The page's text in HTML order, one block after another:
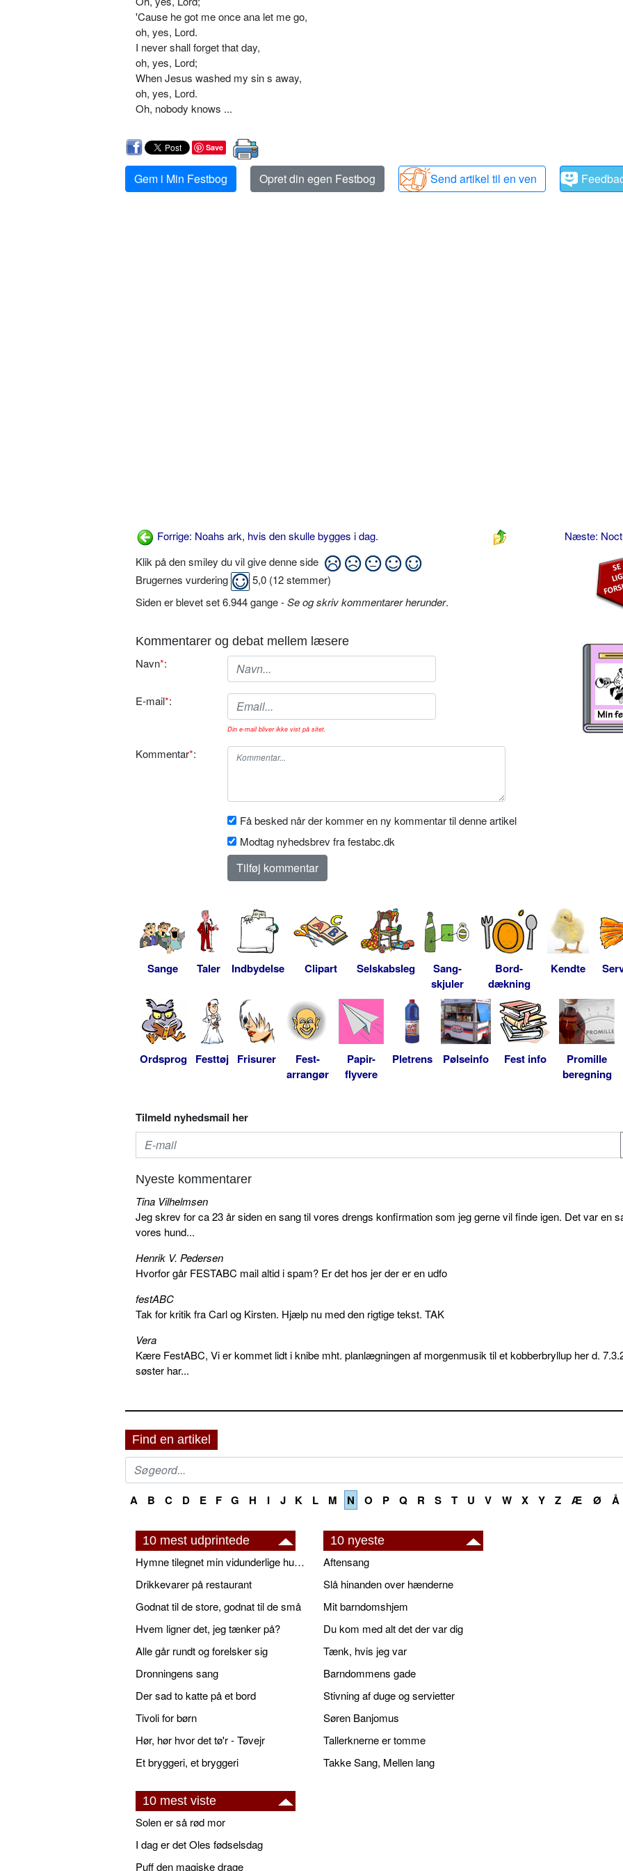
'Cause he got me once ana let me go,
oh, yes, Lord.
I never shall forget that day,
oh, yes, Lord;
When Jesus washed my sin s away,
oh, yes, Lord.
Oh, nobody knows ...
Save
Gem i Min Festbog Opret din egen Festbog Send artikel til en ven
Forrige: Noahs ark, hvis den skulle bygges i dag.
Næste:
Klik på den smiley du vil give denne side
Brugernes vurdering
5,0 (12stemmer)
Siden er blevet set 6.944 gange -Se og skriv kommentarer herunder.
Kommentarer og debat mellem læsere
Navn*:
E-mail*:
Din e-mail bliver ikke vist på sitet.
Kommentar*:
Få besked når der kommer en ny kommentar til denne artikel
Modtag nyhedsbrev fra festabc.dk
Sange Taler Indbydelse Clipart Selskabsleg
Sang-
skjuler
Bord-
dækning
Kendte
Ordsprog Festtøj Frisurer
Fest-
arrangør
Papir-
flyvere
Pletrens Pølseinfo Fest info
Promille
beregning
Tilmeld nyhedsmail her
Nyeste kommentarer
Tina Vilhelmsen
Jeg skrev for ca 23 år siden en sang til vores drengs konfirmation som jeg gerne vil finde igen. Det var en
vores hund...
Henrik V. Pedersen
Hvorfor går FESTABC mail altid i spam? Er det hos jer der er en udfo
festABC
Tak for kritik fra Carl og Kirsten. Hjælp nu med den rigtige tekst. TAK
Vera
Kære FestABC, Vi er kommet lidt i knibe mht. planlægningen af morgenmusik til et kobberbryllup her d.
søster har...
Find en artikel
A B C D E F G H I J K L M N O P Q R S T U V W X Y Z Æ Ø Å
10 mest udprintede
Hymne tilegnet min vidunderlige husbond
Drikkevarer på restaurant
Godnat til de store, godnat til de små
Hvem ligner det, jeg tænker på?
Alle går rundt og forelsker sig
Dronningens sang
Der sad to katte på et bord
Tivoli for børn
Hør, hør hvor det tø'r - Tøvejr
Et bryggeri, et bryggeri
10 nyeste
Aftensang
Slå hinanden over hænderne
Mit barndomshjem
Du kom med alt det der var dig
Tænk, hvis jeg var
Barndommens gade
Stivning af duge og servietter
Søren Banjomus
Tallerknerne er tomme
Takke Sang, Mellen lang
10 mest viste
Solen er så rød mor
I dag er det Oles fødselsdag
Puff den magiske drage